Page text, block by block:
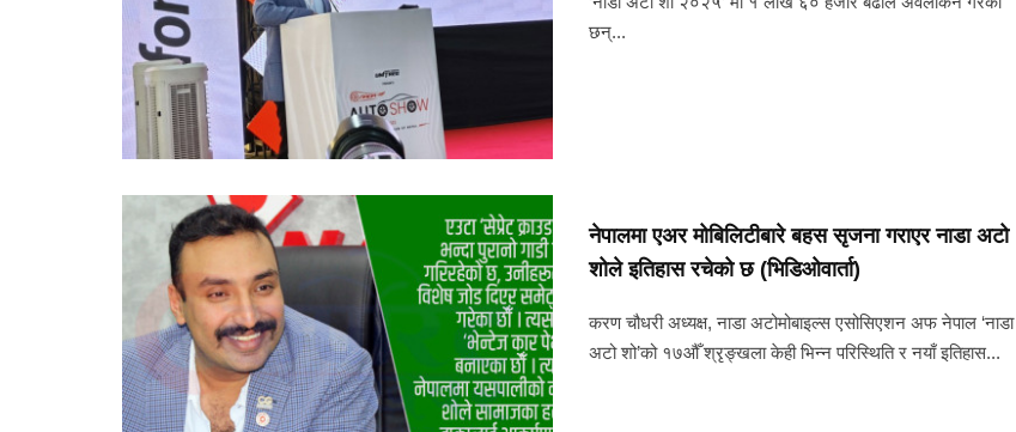
छन्...
नेपालमा एअर मोबिलिटीबारे बहस सृजना गराएर नाडा अटो
शोले इतिहास रचेको छ (भिडिओवार्ता)
करण चौधरी अध्यक्ष, नाडा अटोमोबाइल्स एसोसिएशन अफ नेपाल ‘नाडा
अटो शो’को १७औँ श्रृङ्खला केही भिन्न परिस्थिति र नयाँ इतिहास...